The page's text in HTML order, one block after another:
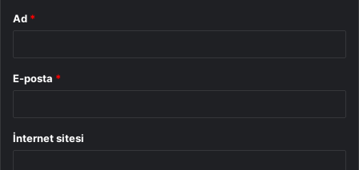
Ad *
E-posta *
İnternet sitesi